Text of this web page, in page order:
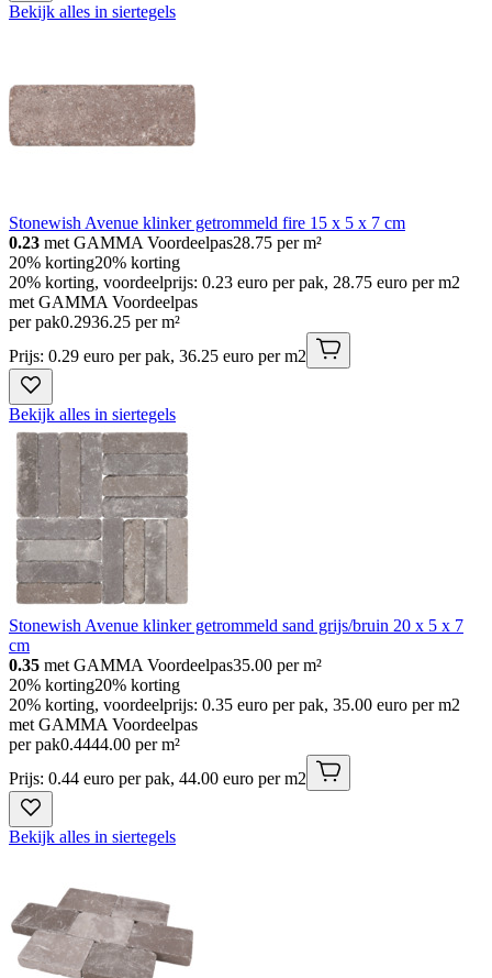
Bekijk alles in siertegels
Stonewish Avenue klinker getrommeld fire 15 x 5 x 7 cm
0.23 met GAMMA Voordeelpas28.75 per m²
20% korting20% korting
20% korting, voordeelprijs: 0.23 euro per pak, 28.75 euro per m2
met GAMMA Voordeelpas
per pak0.2936.25 per m²
Prijs: 0.29 euro per pak, 36.25 euro per m2
Bekijk alles in siertegels
Stonewish Avenue klinker getrommeld sand grijs/bruin 20 x 5 x 7
cm
0.35 met GAMMA Voordeelpas35.00 per m²
20% korting20% korting
20% korting, voordeelprijs: 0.35 euro per pak, 35.00 euro per m2
met GAMMA Voordeelpas
per pak0.4444.00 per m²
Prijs: 0.44 euro per pak, 44.00 euro per m2
Bekijk alles in siertegels